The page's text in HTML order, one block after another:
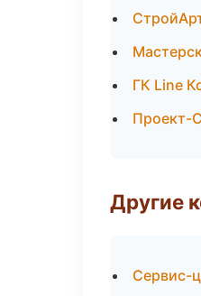
ГК Line
Проект-
Другие
Сервис-